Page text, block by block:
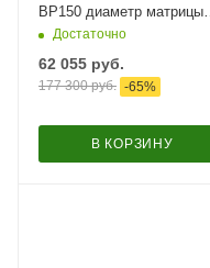
BP150 диаметр матрицы
150 мм, гранул 3,8 мм, 3.7
Достаточно
62 055 руб.
177 300руб. -65%
В КОРЗИНУ